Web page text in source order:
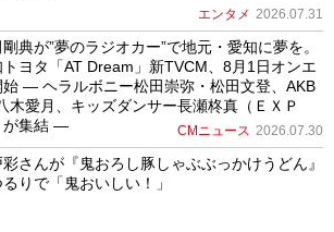
エンタメ 2026.07.31
典が”夢のラジオカー”で地元・愛知に夢を。
トヨタ「AT Dream」新TVCM、8月1日オンエ
始 ― ヘラルボニー松田崇弥・松田文登、AKB
木愛月、キッズダンサー長瀬柊真（ＥＸＰ
が集結 ―
CMニュース 2026.07.30
彩さんが『鬼おろし豚しゃぶぶっかけうどん』
りで「鬼おいしい！」